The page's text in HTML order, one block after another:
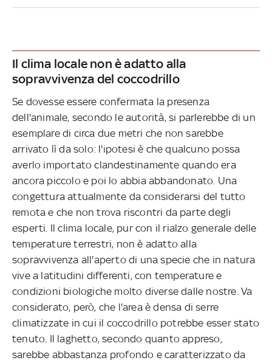
Il clima locale non è adatto alla
sopravvivenza del coccodrillo
Se dovesse essere confermata la presenza
dell'animale, secondo le autorità, si parlerebbe di un
esemplare di circa due metri che non sarebbe
arrivato lì da solo: l'ipotesi è che qualcuno possa
averlo importato clandestinamente quando era
ancora piccolo e poi lo abbia abbandonato. Una
congettura attualmente da considerarsi del tutto
remota e che non trova riscontri da parte degli
esperti. Il clima locale, pur con il rialzo generale delle
temperature terrestri, non è adatto alla
sopravvivenza all'aperto di una specie che in natura
vive a latitudini differenti, con temperature e
condizioni biologiche molto diverse dalle nostre. Va
considerato, però, che l'area è densa di serre
climatizzate in cui il coccodrillo potrebbe esser stato
tenuto. Il laghetto, secondo quanto appreso,
sarebbe abbastanza profondo e caratterizzato da